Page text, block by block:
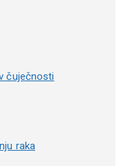
čuječnosti
raka